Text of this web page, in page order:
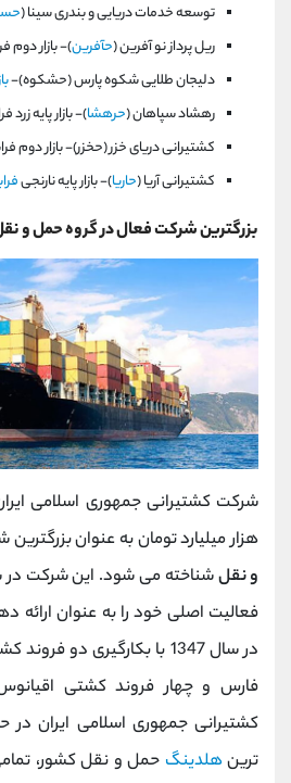
توسعه خدمات دریایی و بندری سينا (
ريل پرداز نو آفرين (حآفرين)- بازار دوم
دليجان طلايی شكوه پارس (حشكوه)-
رهشاد سپاهان (حرهشا)- بازار پايه زرد
كشتيرانی دريای خزر (حخزر)- بازار دوم
كشتيرانی آريا (حاريا)- بازار پايه نارنجی
بزرگترین شرکت فعال در گروه حمل و
شرکت کشتیرانی جمهوری اسلامی
هزار میلیارد تومان به عنوان
و نقل
فعالیت اصلی خود را به عنوان
در سال 1347 با بکارگیری دو
فارس و چهار فروند کشتی
کشتیرانی جمهوری اسلامی ایران در
ترینهلدینگ حمل و نقل کشور،